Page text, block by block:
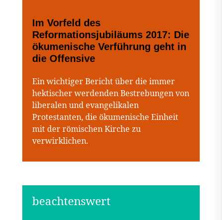
Im Vorfeld des
Reformationsjubiläums 2017: Die
ökumenische Verführung geht in
die Offensive
Ein wichtiger Bericht über die immer
hektischer werdenden Bestrebungen von
liberalen und evangelikalen
Protestanten, die ökumenische Einheit
mit der römischen Kirche zu
verwirklichen.